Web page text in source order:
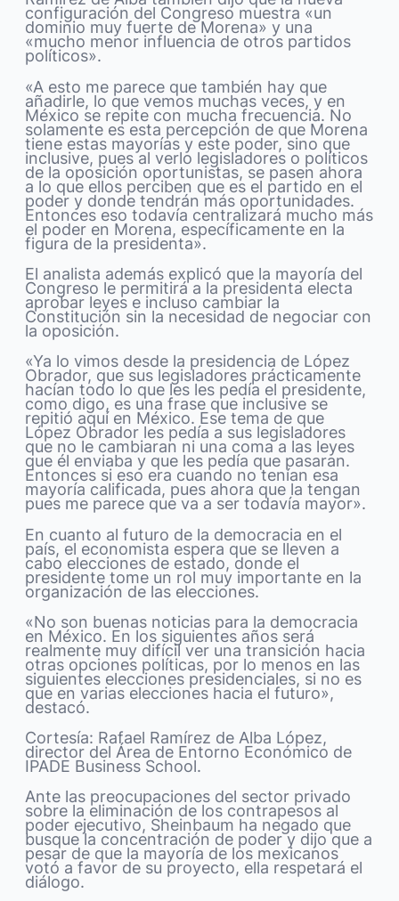
configuración del Congreso muestra «un
dominio muy fuerte de Morena» y una
«mucho menor influencia de otros partidos
políticos».
«A esto me parece que también hay que
añadirle, lo que vemos muchas veces, y en
México se repite con mucha frecuencia. No
solamente es esta percepción de que Morena
tiene estas mayorías y este poder, sino que
inclusive, pues al verlo legisladores o políticos
de la oposición oportunistas, se pasen ahora
a lo que ellos perciben que es el partido en el
poder y donde tendrán más oportunidades.
Entonces eso todavía centralizará mucho más
el poder en Morena, específicamente en la
figura de la presidenta».
El analista además explicó que la mayoría del
Congreso le permitirá a la presidenta electa
aprobar leyes e incluso cambiar la
Constitución sin la necesidad de negociar con
la oposición.
«Ya lo vimos desde la presidencia de López
Obrador, que sus legisladores prácticamente
hacían todo lo que les les pedía el presidente,
como digo, es una frase que inclusive se
repitió aquí en México. Ese tema de que
López Obrador les pedía a sus legisladores
que no le cambiaran ni una coma a las leyes
que él enviaba y que les pedía que pasaran.
Entonces si eso era cuando no tenían esa
mayoría calificada, pues ahora que la tengan
pues me parece que va a ser todavía mayor».
En cuanto al futuro de la democracia en el
país, el economista espera que se lleven a
cabo elecciones de estado, donde el
presidente tome un rol muy importante en la
organización de las elecciones.
«No son buenas noticias para la democracia
en México. En los siguientes años será
realmente muy difícil ver una transición hacia
otras opciones políticas, por lo menos en las
siguientes elecciones presidenciales, si no es
que en varias elecciones hacia el futuro»,
destacó.
Cortesía: Rafael Ramírez de Alba López,
director del Área de Entorno Económico de
IPADE Business School.
Ante las preocupaciones del sector privado
sobre la eliminación de los contrapesos al
poder ejecutivo, Sheinbaum ha negado que
busque la concentración de poder y dijo que a
pesar de que la mayoría de los mexicanos
votó a favor de su proyecto, ella respetará el
diálogo.